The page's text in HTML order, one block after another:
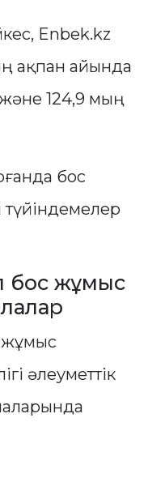
Enbek.kz
ақпан айында
124,9 мың
бос
бос жұмыс
жұмыс
әлеуметтік